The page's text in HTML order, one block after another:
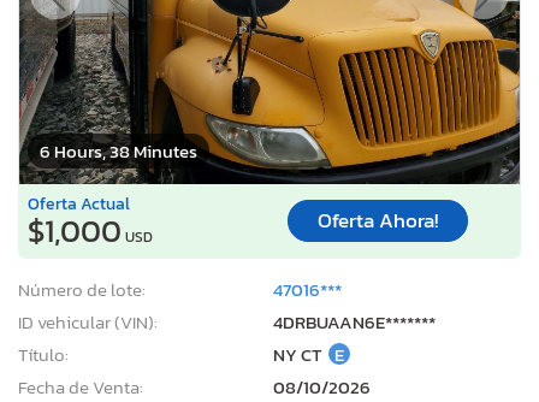
6 Hours, 38 Minutes
Oferta Actual
$1,000 USD
Oferta Ahora!
Número de lote:
47016***
ID vehicular (VIN):
4DRBUAAN6E*******
Título:
NY CT E
Fecha de Venta:
08/10/2026